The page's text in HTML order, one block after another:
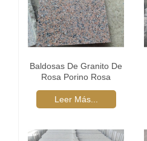
Baldosas De Granito De
Rosa Porino Rosa
Leer Más...